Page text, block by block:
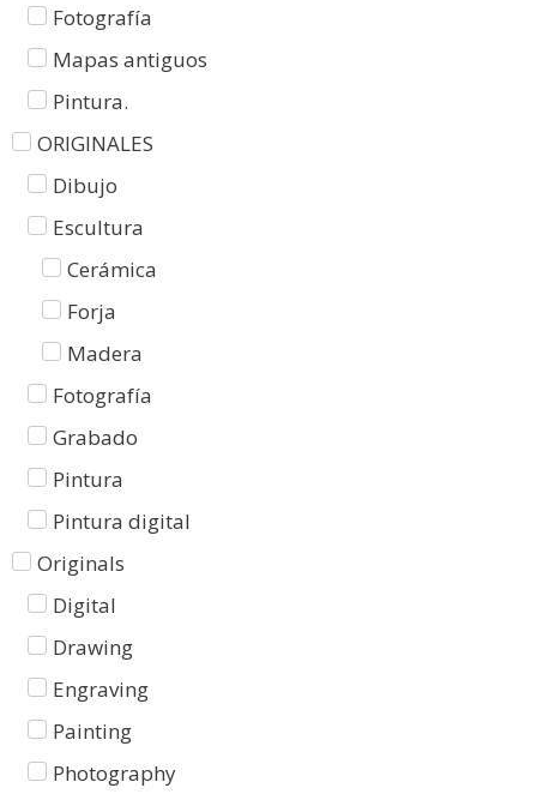
Fotografía
Mapas antiguos
Pintura.
ORIGINALES
Dibujo
Escultura
Cerámica
Forja
Madera
Fotografía
Grabado
Pintura
Pintura digital
Originals
Digital
Drawing
Engraving
Painting
Photography